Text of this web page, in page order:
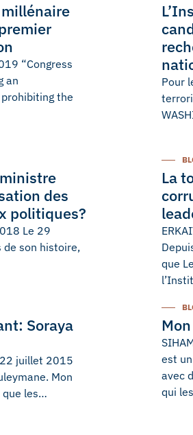
millénaire
“Congress
an
the
Pour
des
politiques?
Le 29
de son histoire,
La
que
Soraya
22 juillet 2015
Mon
que les…
est
avec
qui